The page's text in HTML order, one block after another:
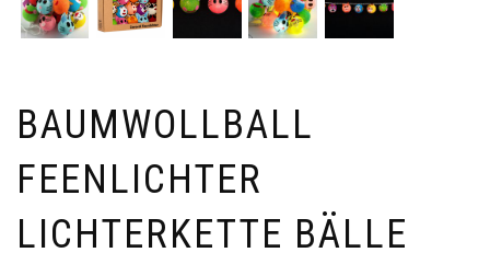
BAUMWOLLBALL
FEENLICHTER
LICHTERKETTE BÄLLE